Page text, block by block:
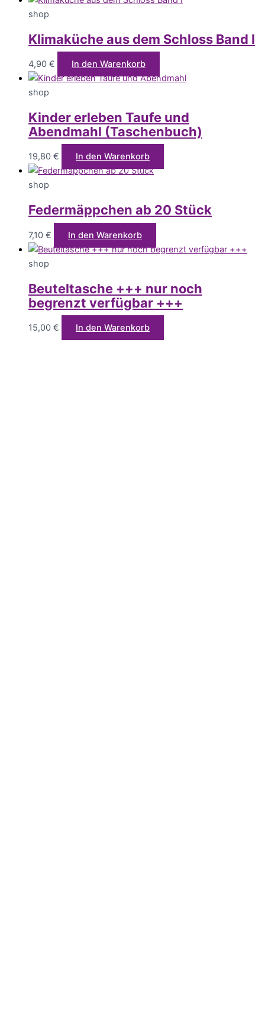
shop
Klimaküche aus dem Schloss Band I
4,90 € In den Warenkorb
shop
Kinder erleben Taufe und
Abendmahl (Taschenbuch)
19,80 € In den Warenkorb
shop
Federmäppchen ab 20 Stück
7,10 € In den Warenkorb
shop
Beuteltasche +++ nur noch
begrenzt verfügbar +++
15,00 € In den Warenkorb